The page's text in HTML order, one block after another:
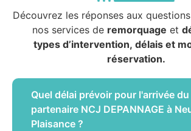
Découvrez les réponses aux
nos services de remorquage et
types d’intervention, délais et
réservation.
Quel délai prévoir pour l'arrivée du
partenaire NCJ DEPANNAGE à
Plaisance ?